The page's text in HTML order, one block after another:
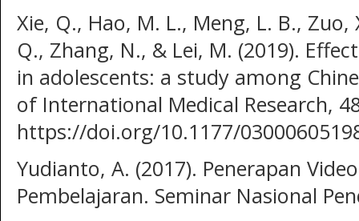
Xie, Q., Hao, M. L., Meng, L. B.,
Q., Zhang, N., & Lei, M. (2019).
in adolescents: a study among
of International Medical Research,
https://doi.org/10.1177/
Yudianto, A. (2017). Penerapan
Pembelajaran. Seminar Nasional